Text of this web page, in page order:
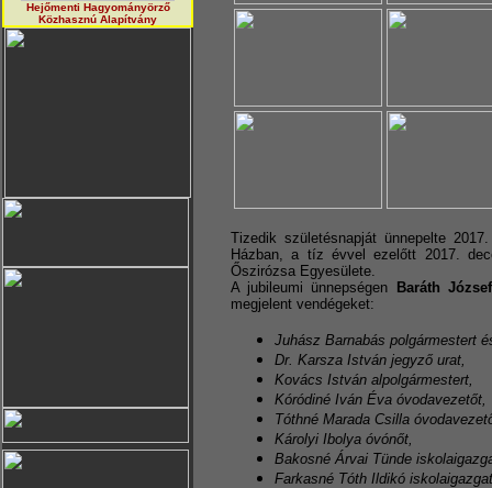
Hejőmenti Hagyományörző
Közhasznú Alapítvány
Tizedik születésnapját ünnepelte
Házban, a tíz évvel ezelőtt 2017.
Őszirózsa Egyesülete.
A jubileumi ünnepségen
Baráth
megjelent vendégeket:
Juhász Barnabás polgármestert
Dr. Karsza István jegyző urat,
Kovács István alpolgármestert,
Kóródiné Iván Éva óvodavezetőt,
Tóthné Marada Csilla
Károlyi Ibolya óvónőt,
Bakosné Árvai Tünde
Farkasné Tóth Ildikó